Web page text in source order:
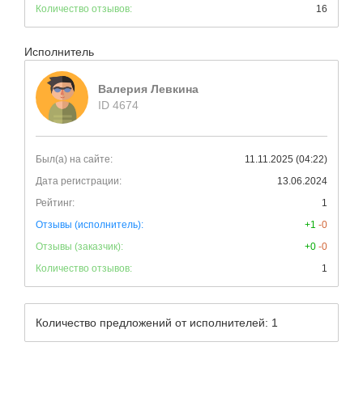
Количество отзывов:
16
Исполнитель
Валерия Левкина
ID 4674
Был(а) на сайте:
11.11.2025 (04:22)
Дата регистрации:
13.06.2024
Рейтинг:
1
Отзывы (исполнитель):
+1 -0
Отзывы (заказчик):
+0 -0
Количество отзывов:
1
Количество предложений от исполнителей: 1